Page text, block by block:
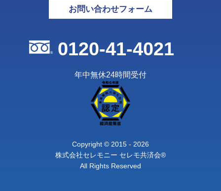
お問い合わせフォーム
0120-41-4021
年中無休24時間受付
Copyright © 2015 - 2026
株式会社セレモニー セレモ共済会®
All Rights Reserved